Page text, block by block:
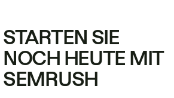
STARTEN SIE
NOCH HEUTE MIT
SEMRUSH